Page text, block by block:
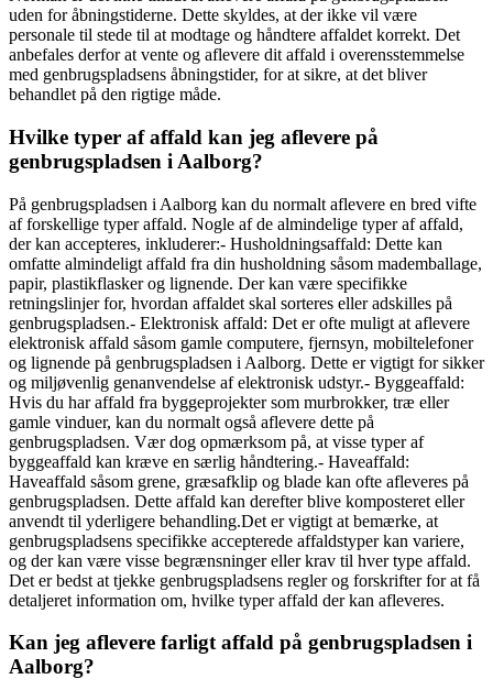
uden for åbningstiderne. Dette skyldes, at der ikke vil være
personale til stede til at modtage og håndtere affaldet korrekt. Det
anbefales derfor at vente og aflevere dit affald i overensstemmelse
med genbrugspladsens åbningstider, for at sikre, at det bliver
behandlet på den rigtige måde.
Hvilke typer af affald kan jeg aflevere på
genbrugspladsen i Aalborg?
På genbrugspladsen i Aalborg kan du normalt aflevere en bred vifte
af forskellige typer affald. Nogle af de almindelige typer af affald,
der kan accepteres, inkluderer:- Husholdningsaffald: Dette kan
omfatte almindeligt affald fra din husholdning såsom mademballage,
papir, plastikflasker og lignende. Der kan være specifikke
retningslinjer for, hvordan affaldet skal sorteres eller adskilles på
genbrugspladsen.- Elektronisk affald: Det er ofte muligt at aflevere
elektronisk affald såsom gamle computere, fjernsyn, mobiltelefoner
og lignende på genbrugspladsen i Aalborg. Dette er vigtigt for sikker
og miljøvenlig genanvendelse af elektronisk udstyr.- Byggeaffald:
Hvis du har affald fra byggeprojekter som murbrokker, træ eller
gamle vinduer, kan du normalt også aflevere dette på
genbrugspladsen. Vær dog opmærksom på, at visse typer af
byggeaffald kan kræve en særlig håndtering.- Haveaffald:
Haveaffald såsom grene, græsafklip og blade kan ofte afleveres på
genbrugspladsen. Dette affald kan derefter blive komposteret eller
anvendt til yderligere behandling.Det er vigtigt at bemærke, at
genbrugspladsens specifikke accepterede affaldstyper kan variere,
og der kan være visse begrænsninger eller krav til hver type affald.
Det er bedst at tjekke genbrugspladsens regler og forskrifter for at få
detaljeret information om, hvilke typer affald der kan afleveres.
Kan jeg aflevere farligt affald på genbrugspladsen i
Aalborg?